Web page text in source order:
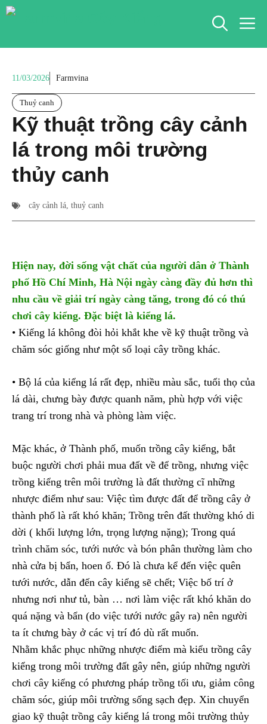
Chuyển
11/03/2026 Farmvina
Thuỷ canh
Kỹ thuật trồng cây cảnh
lá trong môi trường
thủy canh
cây cảnh lá, thuỷ canh
Hiện nay, đời sống vật chất của người dân ở Thành
phố Hồ Chí Minh, Hà Nội ngày càng đầy đủ hơn thì
nhu cầu về giải trí ngày càng tăng, trong đó có thú
chơi cây kiểng. Đặc biệt là kiểng lá.
• Kiểng lá không đòi hỏi khắt khe về kỹ thuật trồng và
chăm sóc giống như một số loại cây trồng khác.
• Bộ lá của kiểng lá rất đẹp, nhiều màu sắc, tuổi thọ của
lá dài, chưng bày được quanh năm, phù hợp với việc
trang trí trong nhà và phòng làm việc.
Mặc khác, ở Thành phố, muốn trồng cây kiểng, bắt
buộc người chơi phải mua đất về để trồng, nhưng việc
trồng kiểng trên môi trường là đất thường cĩ những
nhược điểm như sau: Việc tìm được đất để trồng cây ở
thành phố là rất khó khăn; Trồng trên đất thường khó di
dời ( khối lượng lớn, trọng lượng nặng); Trong quá
trình chăm sóc, tưới nước và bón phân thường làm cho
nhà cửa bị bẩn, hoen ố. Đó là chưa kể đến việc quên
tưới nước, dẫn đến cây kiểng sẽ chết; Việc bố trí ở
nhưng nơi như tủ, bàn … nơi làm việc rất khó khăn do
quá nặng và bẩn (do việc tưới nước gây ra) nên người
ta ít chưng bày ở các vị trí đó dù rất muốn.
Nhằm khắc phục những nhược điểm mà kiểu trồng cây
kiểng trong môi trường đất gây nên, giúp những người
chơi cây kiểng có phương pháp trồng tối ưu, giảm công
chăm sóc, giúp môi trường sống sạch đẹp. Xin chuyển
giao kỹ thuật trồng cây kiểng lá trong môi trường thủy